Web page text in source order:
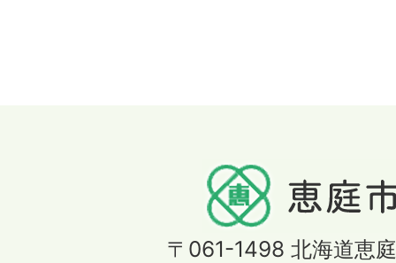
〒061-1498 北海道恵